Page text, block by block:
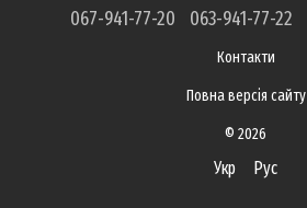
067-941-77-20 063-941-77-22
Контакти
Повна версія сайту
© 2026
Укр Рус